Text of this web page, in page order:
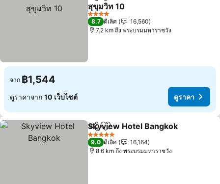
สุขุมวิท 10
ดูราคา
4 ดาว
8.7 ดีเลิศ
16,560
7.2 km ถึง พระบรมมหาราชวัง
จาก ฿1,544
ดูราคาจาก 10 เว็บไซต์ ดูราคา
แชร์ เพิ่มในรายการโปรด
Skyview Hotel Bangkok
5 ดาว
9.0 ดีเลิศ
16,164
8.6 km ถึง พระบรมมหาราชวัง